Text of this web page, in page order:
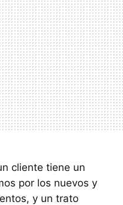
cliente tiene un
por los nuevos y
y un trato